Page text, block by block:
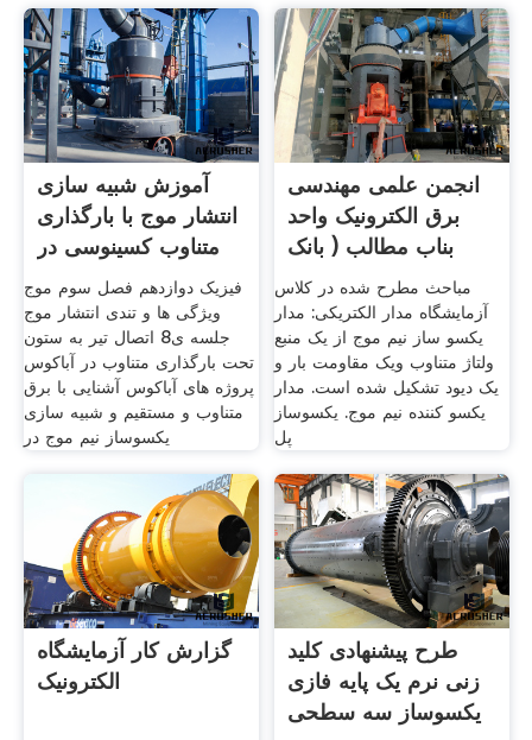
آموزش شبیه سازی
انتشار موج با بارگذاری
متناوب کسینوسی در
فیزیک دوازدهم فصل سوم موج
ویژگی ها و تندی انتشار موج
جلسه ی8 اتصال تیر به ستون
تحت بارگذاری متناوب در آباکوس
پروژه های آباکوس آشنایی با برق
متناوب و مستقیم و شبیه سازی
یکسوساز نیم موج در
انجمن علمی مهندسی
برق الکترونیک واحد
بناب مطالب ( بانک
مباحث مطرح شده در کلاس
آزمایشگاه مدار الکتریکی: مدار
یکسو ساز نیم موج از یک منبع
ولتاژ متناوب ویک مقاومت بار و
یک دیود تشکیل شده است. مدار
یکسو کننده نیم موج. یکسوساز
پل
گزارش کار آزمایشگاه
الکترونیک
طرح پیشنهادی کلید
زنی نرم یک پایه فازی
یکسوساز سه سطحی